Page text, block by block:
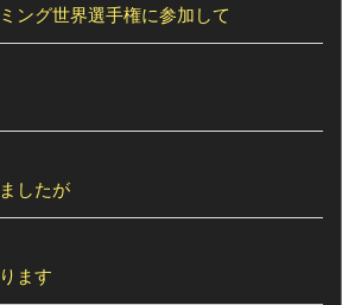
ング世界選手権に参加して
したが
ます